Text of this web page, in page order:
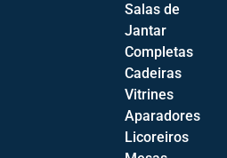
HALL / ESCRITÓRIO
Salas de
Jantar
Completas
Cadeiras
Vitrines
Aparadores
Licoreiros